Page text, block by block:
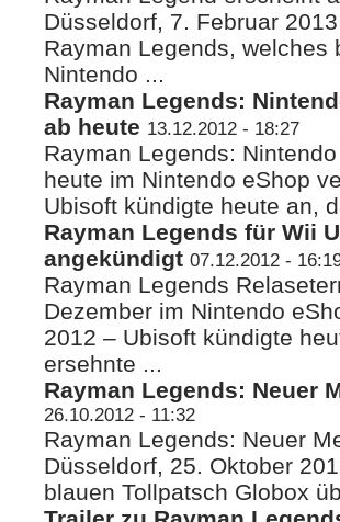
Düsseldorf, 7. Februar
Rayman Legends, welches
Nintendo ...
Rayman Legends:
ab heute 13.12.2012 - 18:27
Rayman Legends:
heute im Nintendo eShop
Ubisoft kündigte heute an,
Rayman Legends für Wii
angekündigt 07.12.2012 -
Rayman Legends
Dezember im Nintendo
2012 – Ubisoft kündigte
ersehnte ...
Rayman Legends: Neuer
26.10.2012 - 11:32
Rayman Legends: Neuer
Düsseldorf, 25. Oktober
blauen Tollpatsch Globox